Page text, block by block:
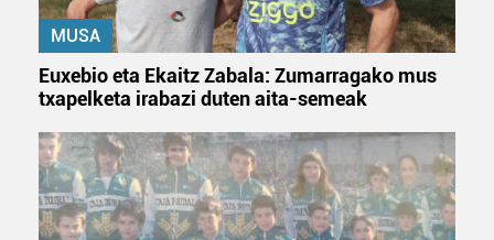
MUSA
Euxebio eta Ekaitz Zabala: Zumarragako mus
txapelketa irabazi duten aita-semeak